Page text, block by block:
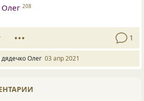
208
1
Олег 03 апр 2021